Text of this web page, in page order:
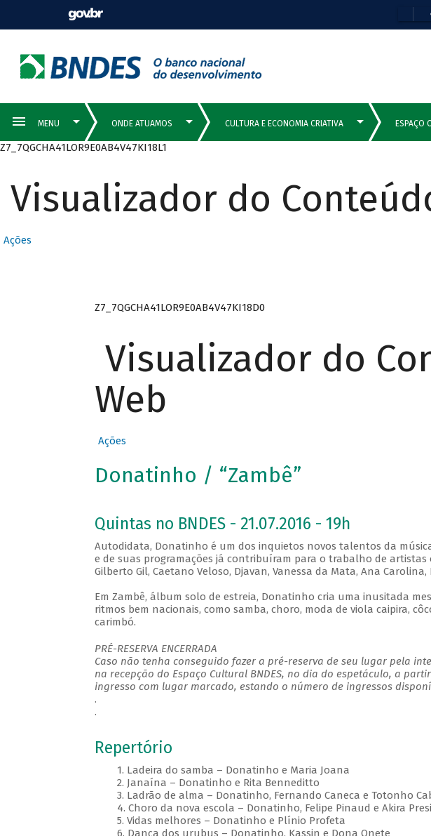
Z7_7QGCHA41LOR9E0AB4V47KI18L1
Visualizador do
Ações
Z7_7QGCHA41LOR9E0AB4V47KI18D0
Visualizador do
Web
Ações
Donatinho / “Zambê”
Quintas no BNDES - 21.07.2016 - 19h
Autodidata, Donatinho é um dos inquietos novos talentos da
e de suas programações já contribuíram para o trabalho de artistas
Gilberto Gil, Caetano Veloso, Djavan, Vanessa da Mata, Ana
Em Zambê, álbum solo de estreia, Donatinho cria uma inusitada
ritmos bem nacionais, como samba, choro, moda de viola caipira,
carimbó.
PRÉ-RESERVA ENCERRADA
Caso não tenha conseguido fazer a pré-reserva de seu lugar pela
na recepção do Espaço Cultural BNDES, no dia do espetáculo, a
ingresso com lugar marcado, estando o número de ingressos
.
.
Repertório
1. Ladeira do samba – Donatinho e Maria Joana
2. Janaína – Donatinho e Rita Benneditto
3. Ladrão de alma – Donatinho, Fernando Caneca e Totonho
4. Choro da nova escola – Donatinho, Felipe Pinaud e Akira
5. Vidas melhores – Donatinho e Plínio Profeta